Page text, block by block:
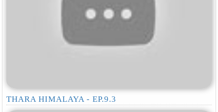
THARA HIMALAYA - EP.9.3